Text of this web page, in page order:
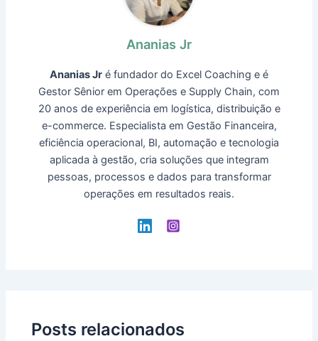
Ananias Jr
Ananias Jr é fundador do Excel Coaching e é
Gestor Sênior em Operações e Supply Chain, com
20 anos de experiência em logística, distribuição e
e-commerce. Especialista em Gestão Financeira,
eficiência operacional, BI, automação e tecnologia
aplicada à gestão, cria soluções que integram
pessoas, processos e dados para transformar
operações em resultados reais.
Posts relacionados